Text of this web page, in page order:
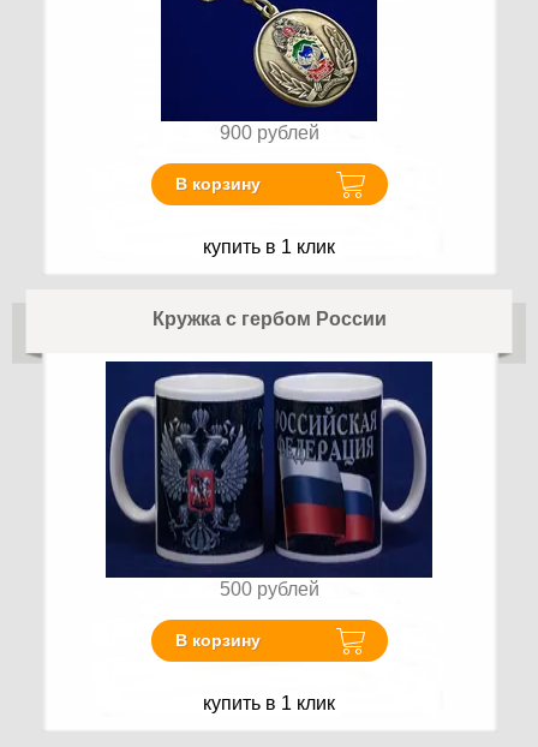
900 рублей
В корзину
купить в 1 клик
Кружка с гербом России
500 рублей
В корзину
купить в 1 клик